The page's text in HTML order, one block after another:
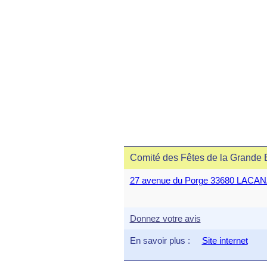
Comité des Fêtes de la Grande
27 avenue du Porge 33680
Donnez votre avis
En savoir plus : Site internet